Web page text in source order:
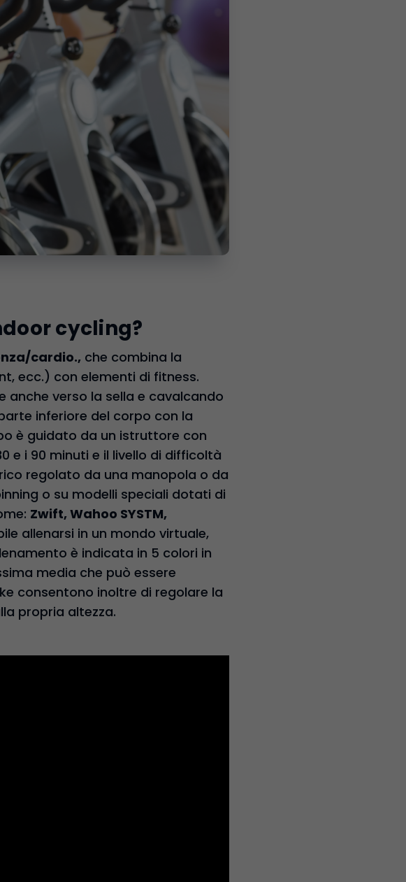
cycling?
cardio., che combina la
ecc.) con elementi di fitness.
anche verso la sella e cavalcando
inferiore del corpo con la
è guidato da un istruttore con
e i 90 minuti e il livello di difficoltà
regolato da una manopola o da
o su modelli speciali dotati di
Zwift, Wahoo SYSTM,
allenarsi in un mondo virtuale,
è indicata in 5 colori in
media che può essere
consentono inoltre di regolare la
propria altezza.